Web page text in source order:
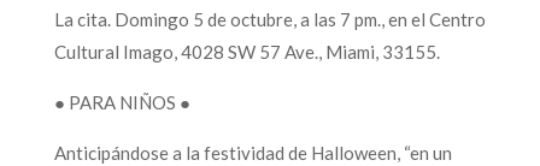
La cita. Domingo 5 de octubre, a las 7 pm., en el Centro
Cultural Imago, 4028 SW 57 Ave., Miami, 33155.
● PARA NIÑOS ●
Anticipándose a la festividad de Halloween, “en un